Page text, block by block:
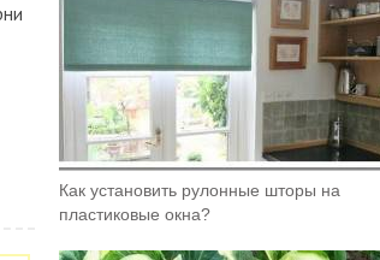
Как установить рулонные шторы на
пластиковые окна?